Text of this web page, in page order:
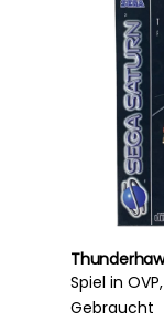
Spiel in
Gebraucht